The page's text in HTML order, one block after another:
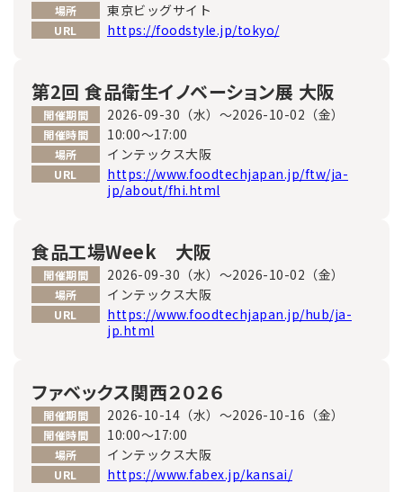
場所 東京ビッグサイト
URL https://foodstyle.jp/tokyo/
第2回 食品衛生イノベーション展 大阪
開催期間 2026-09-30（水）～2026-10-02（金）
開催時間 10:00～17:00
場所 インテックス大阪
URL
https://www.foodtechjapan.jp/ftw/ja-
jp/about/fhi.html
食品工場Week 大阪
開催期間 2026-09-30（水）～2026-10-02（金）
場所 インテックス大阪
URL
https://www.foodtechjapan.jp/hub/ja-
jp.html
ファベックス関西２０２６
開催期間 2026-10-14（水）～2026-10-16（金）
開催時間 10:00～17:00
場所 インテックス大阪
URL https://www.fabex.jp/kansai/